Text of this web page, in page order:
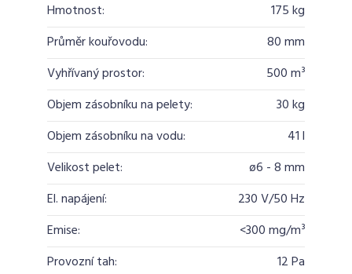
Hmotnost:
175 kg
Průměr kouřovodu:
80 mm
Vyhřívaný prostor:
500 m³
Objem zásobníku na pelety:
30 kg
Objem zásobníku na vodu:
41 l
Velikost pelet:
ø6 - 8 mm
El. napájení:
230 V/50 Hz
Emise:
<300 mg/m³
Provozní tah:
12 Pa